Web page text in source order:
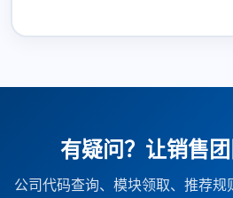
有疑问？让销售
公司代码查询、模块领取、推荐